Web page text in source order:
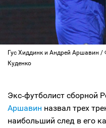
Гус Хиддинк и Андрей Аршавин
Куденко
Экс‑футболист сборной
Аршавин назвал трех
наибольший след в его